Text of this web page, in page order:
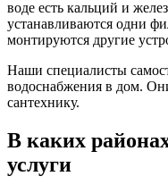
воде есть кальций и
устанавливаются одни
монтируются другие
Наши специалисты
водоснабжения в дом.
сантехнику.
В каких
услуги